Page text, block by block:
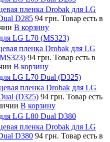
пленка Drobak для LG
D285 94 грн. Товар есть в
В корзину
LG L70 (MS323)
пленка Drobak для LG
94 грн. Товар есть в
В корзину
LG L70 Dual (D325)
пленка Drobak для LG
(D325) 94 грн. Товар есть
В корзину
LG L80 Dual D380
пленка Drobak для LG
D380 94 грн. Товар есть в